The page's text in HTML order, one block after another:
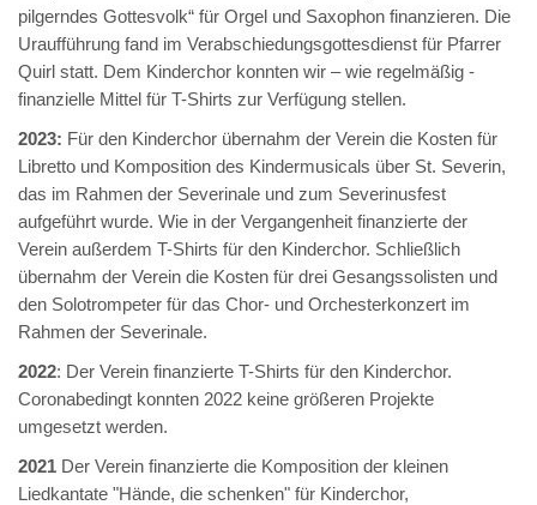
pilgerndes Gottesvolk“ für Orgel und Saxophon finanzieren. Die
Uraufführung fand im Verabschiedungsgottesdienst für Pfarrer
Quirl statt. Dem Kinderchor konnten wir – wie regelmäßig -
finanzielle Mittel für T-Shirts zur Verfügung stellen.
2023: Für den Kinderchor übernahm der Verein die Kosten für
Libretto und Komposition des Kindermusicals über St. Severin,
das im Rahmen der Severinale und zum Severinusfest
aufgeführt wurde. Wie in der Vergangenheit finanzierte der
Verein außerdem T-Shirts für den Kinderchor. Schließlich
übernahm der Verein die Kosten für drei Gesangssolisten und
den Solotrompeter für das Chor- und Orchesterkonzert im
Rahmen der Severinale.
2022: Der Verein finanzierte T-Shirts für den Kinderchor.
Coronabedingt konnten 2022 keine größeren Projekte
umgesetzt werden.
2021 Der Verein finanzierte die Komposition der kleinen
Liedkantate "Hände, die schenken" für Kinderchor,